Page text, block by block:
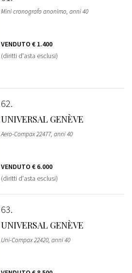
Mini cronografo anonimo, anni 40
VENDUTO € 1.400
(diritti d'asta esclusi)
62
UNIVERSAL GENÈVE
Aero-Compax 22477, anni 40
VENDUTO € 6.000
(diritti d'asta esclusi)
63
UNIVERSAL GENÈVE
Uni-Compax 22420, anni 40